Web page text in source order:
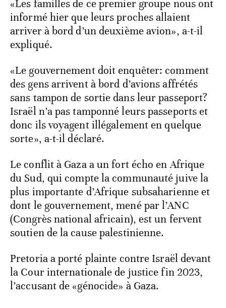
«Les familles de ce premier groupe nous ont
informé hier que leurs proches allaient
arriver à bord d’un deuxième avion», a-t-il
expliqué.
«Le gouvernement doit enquêter: comment
des gens arrivent à bord d’avions affrétés
sans tampon de sortie dans leur passeport?
Israël n’a pas tamponné leurs passeports et
donc ils voyagent illégalement en quelque
sorte», a-t-il déclaré.
Le conflit à Gaza a un fort écho en Afrique
du Sud, qui compte la communauté juive la
plus importante d’Afrique subsaharienne et
dont le gouvernement, mené par l’ANC
(Congrès national africain), est un fervent
soutien de la cause palestinienne.
Pretoria a porté plainte contre Israël devant
la Cour internationale de justice fin 2023,
l’accusant de «génocide» à Gaza.